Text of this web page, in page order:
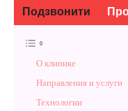
Подзвонити
О клинике
Направления и услуги
Технологии